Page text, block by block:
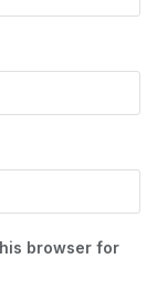
browser for